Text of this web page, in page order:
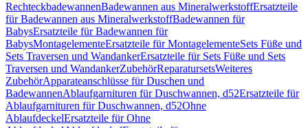
RechteckbadewannenBadewannen aus MineralwerkstoffErsatzteile
für Badewannen aus MineralwerkstoffBadewannen für
BabysErsatzteile für Badewannen für
BabysMontagelementeErsatzteile für MontagelementeSets Füße und
Sets Traversen und WandankerErsatzteile für Sets Füße und Sets
Traversen und WandankerZubehörReparatursetsWeiteres
ZubehörApparateanschlüsse für Duschen und
BadewannenAblaufgarnituren für Duschwannen, d52Ersatzteile für
Ablaufgarnituren für Duschwannen, d52Ohne
AblaufdeckelErsatzteile für Ohne